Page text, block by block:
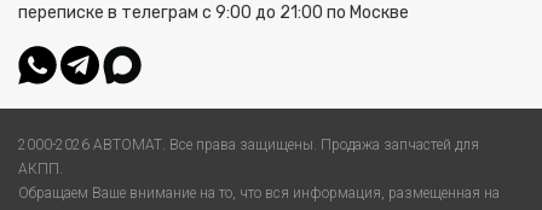
переписке в телеграм с 9:00 до 21:00 по Москве
2000-2026 АВТОМАТ. Все права защищены. Продажа запчастей для
АКПП.
Обращаем Ваше внимание на то, что вся информация, размещенная на